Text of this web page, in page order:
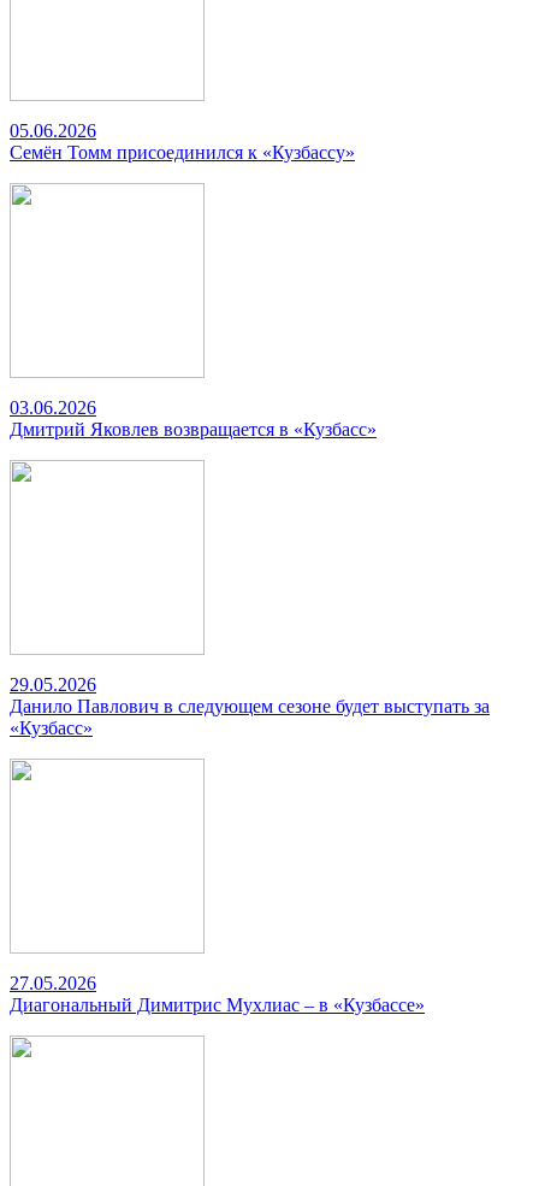
05.06.2026
Семён Томм присоединился к «Кузбассу»
03.06.2026
Дмитрий Яковлев возвращается в «Кузбасс»
29.05.2026
Данило Павлович в следующем сезоне будет выступать за
«Кузбасс»
27.05.2026
Диагональный Димитрис Мухлиас – в «Кузбассе»